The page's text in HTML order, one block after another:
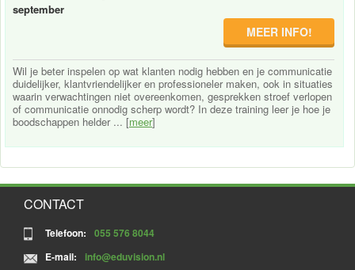
september
MEER INFO!
Wil je beter inspelen op wat klanten nodig hebben en je communicatie
duidelijker, klantvriendelijker en professioneler maken, ook in situaties
waarin verwachtingen niet overeenkomen, gesprekken stroef verlopen
of communicatie onnodig scherp wordt? In deze training leer je hoe je
boodschappen helder ... [meer]
CONTACT
Telefoon:
055 576 8044
E-mail:
info@eduvision.nl